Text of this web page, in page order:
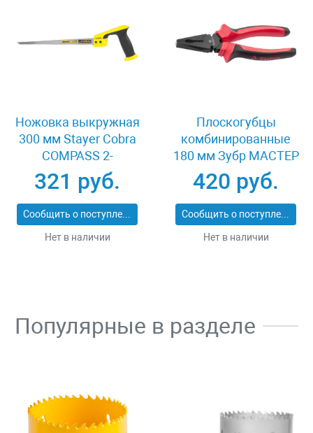
Ножовка выкружная
300 мм Stayer Cobra
COMPASS 2-
15087_z02
321 руб.
Сообщить о поступлении
Нет в наличии
Плоскогубцы
комбинированные
180 мм Зубр МАСТЕР
22015-1-18_z01
420 руб.
Сообщить о поступлении
Нет в наличии
Популярные в разделе